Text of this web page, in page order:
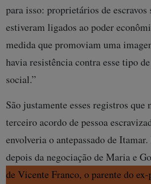
para isso: proprietários de escravos
estiveram ligados ao poder
medida que promoviam uma
havia resistência contra esse tipo
social.”
São justamente esses registros que
terceiro acordo de pessoa
envolveria o antepassado de
depois da negociação de Maria e
de Vicente Franco, o parente do